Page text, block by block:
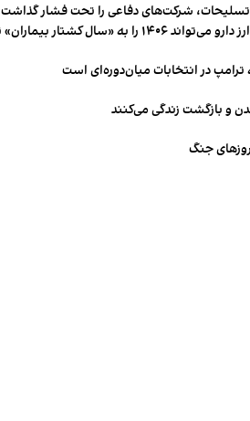
شرکت‌های دفاعی را تحت فشار گذاشت
بیماران» تبدیل کند
در انتخابات میان‌دوره‌ای است
و بازگشت زندگی می‌کنند
جنگ